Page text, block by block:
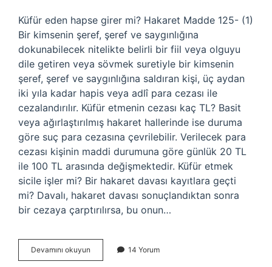
Küfür eden hapse girer mi? Hakaret Madde 125- (1)
Bir kimsenin şeref, şeref ve saygınlığına
dokunabilecek nitelikte belirli bir fiil veya olguyu
dile getiren veya sövmek suretiyle bir kimsenin
şeref, şeref ve saygınlığına saldıran kişi, üç aydan
iki yıla kadar hapis veya adlî para cezası ile
cezalandırılır. Küfür etmenin cezası kaç TL? Basit
veya ağırlaştırılmış hakaret hallerinde ise duruma
göre suç para cezasına çevrilebilir. Verilecek para
cezası kişinin maddi durumuna göre günlük 20 TL
ile 100 TL arasında değişmektedir. Küfür etmek
sicile işler mi? Bir hakaret davası kayıtlara geçti
mi? Davalı, hakaret davası sonuçlandıktan sonra
bir cezaya çarptırılırsa, bu onun…
Devamını okuyun
Eden
14 Yorum